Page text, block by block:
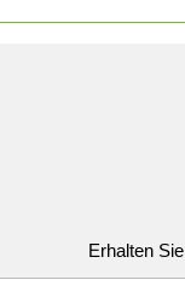
Erhalten